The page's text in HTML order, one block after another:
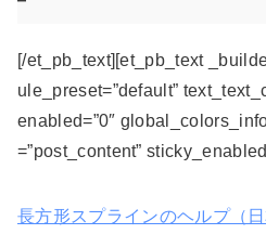
[/et_pb_text][et_pb_text
ule_preset=”default”
enabled=”0″
=”post_content”
長方形スプラインのヘルプ（日